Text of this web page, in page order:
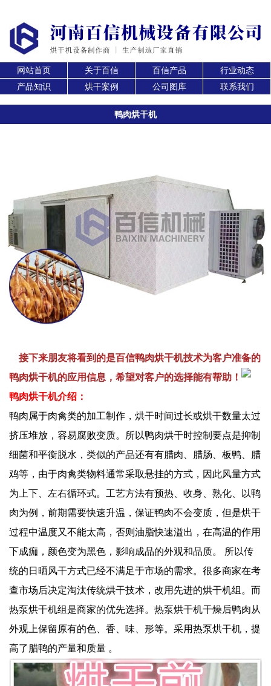
网站首页 关于百信 百信产品
行业动态
产品知识
烘干案例 公司图库 联系我们
鸭肉烘干机
接下来朋友将看到的是百信鸭肉烘干机技术为客户准备的
鸭肉烘干机的应用信息，希望对客户的选择能有帮助！
鸭肉烘干机介绍：
鸭肉属于肉禽类的加工制作，烘干时间过长或烘干数量太过
挤压堆放，容易腐败变质。所以鸭肉烘干时控制要点是抑制
细菌和平衡脱水，类似的产品还有有腊肉、腊肠、板鸭、腊
鸡等，由于肉禽类物料通常采取悬挂的方式，因此风量方式
为上下、左右循环式。工艺方法有预热、收身、熟化、以鸭
肉为例，前期需要快速升温，保证鸭肉不会变质，但是烘干
过程中温度又不能太高，否则油脂快速溢出，在高温的作用
下成痂，颜色变为黑色，影响成品的外观和品质。 所以传
统的日晒风干方式已经不满足于市场的需求。很多商家在考
查市场后决定淘汰传统烘干技术，改用先进的烘干机组。而
热泵烘干机组是商家的优先选择。热泵烘干机干燥后鸭肉从
外观上保留原有的色、香、味、形等。采用热泵烘干机，提
高了腊鸭的产量和质量 。